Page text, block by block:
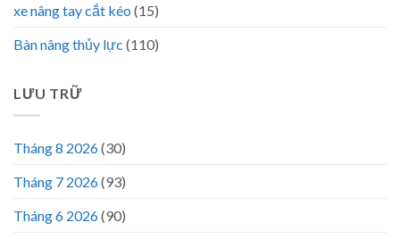
xe nâng tay cắt kéo (15)
Bàn nâng thủy lực (110)
LƯU TRỮ
Tháng 8 2026(30)
Tháng 7 2026(93)
Tháng 6 2026(90)